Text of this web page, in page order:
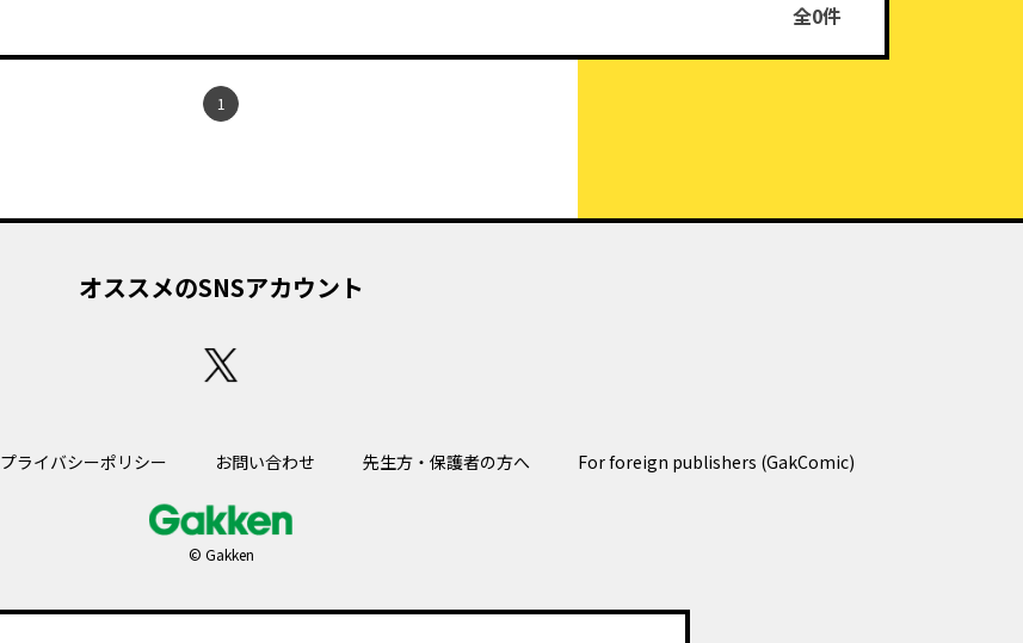
全0件
1
オススメのSNSアカウント
プライバシーポリシー お問い合わせ 先生方・保護者の方へ For foreign publishers (GakComic)
© Gakken